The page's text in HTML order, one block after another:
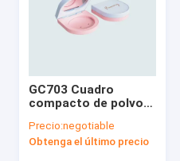
GC703 Cuadro
compacto de polvo
Precio:negotiable
Obtenga el último precio